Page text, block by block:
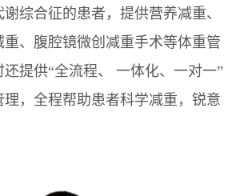
综合征的患者， 提供营养减重、
、腹腔镜微创减重手术等体重管
还提供“全流程、 一体化、一对一”
，全程帮助患者科学减重，锐意